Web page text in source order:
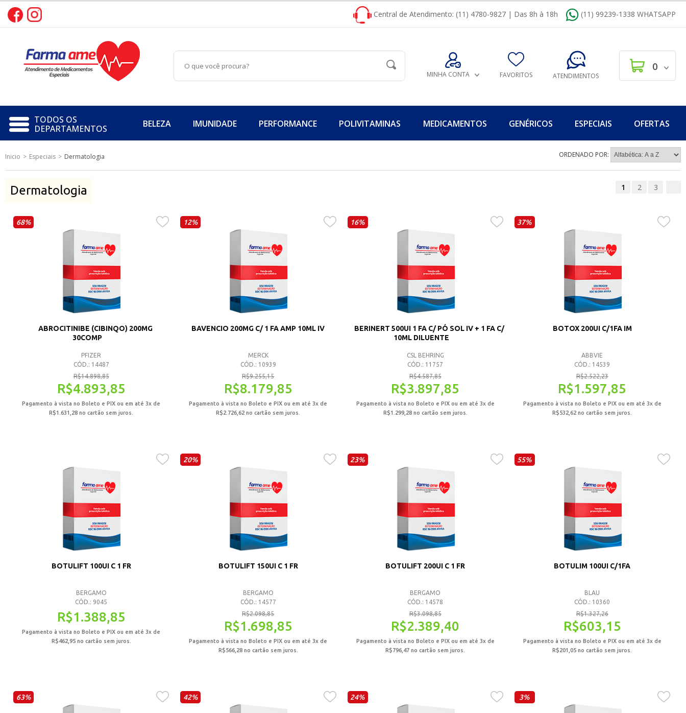
(11) 99239-1338 WHATSAPP
Central de Atendimento: (11) 4780-9827 | Das 8h à 18h
MINHA CONTA FAVORITOS ATENDIMENTOS
0
TODOS OS
DEPARTAMENTOS
BELEZA
POLIVITAMINAS
OFERTAS
BELEZA IMUNIDADE PERFORMANCE POLIVITAMINAS MEDICAMENTOS GENÉRICOS ESPECIAIS OFERTAS
ORDENADO POR:
Inicio Especiais Dermatologia
Dermatologia 1 2 3
68%
ABROCITINIBE (CIBINQO) 200MG
30COMP
PFIZER
CÓD.: 14487
R$14.898,85
R$4.893,85
Pagamento à vista no Boleto e PIX ou em até 3x de
R$1.631,28 no cartão sem juros.
12%
BAVENCIO 200MG C/ 1 FA AMP 10ML IV
MERCK
CÓD.: 10939
R$9.255,15
R$8.179,85
Pagamento à vista no Boleto e PIX ou em até 3x de
R$2.726,62 no cartão sem juros.
16%
BERINERT 500UI 1 FA C/ PÓ SOL IV + 1 FA C/
10ML DILUENTE
CSL BEHRING
CÓD.: 11757
R$4.587,85
R$3.897,85
Pagamento à vista no Boleto e PIX ou em até 3x de
R$1.299,28no cartão sem juros.
37%
BOTOX 200UI C/1FA IM
ABBVIE
CÓD.: 14539
R$2.522,23
R$1.597,85
Pagamento à vista no Boleto e PIX ou em até 3x de
R$532,62 no cartão sem juros.
BOTULIFT 100UI C 1 FR
BERGAMO
CÓD.: 9045
R$1.388,85
Pagamento à vista no Boleto e PIX ou em até 3x de
R$462,95no cartão sem juros.
20%
BOTULIFT 150UI C 1 FR
BERGAMO
CÓD.: 14577
R$2.098,85
R$1.698,85
Pagamento à vista no Boleto e PIX ou em até 3x de
R$566,28no cartão sem juros.
23%
BOTULIFT 200UI C 1 FR
BERGAMO
CÓD.: 14578
R$3.098,85
R$2.389,40
Pagamento à vista no Boleto e PIX ou em até 3x de
R$796,47 no cartão sem juros.
55%
BOTULIM 100UI C/1FA
BLAU
CÓD.: 10360
R$1.327,26
R$603,15
Pagamento à vista no Boleto e PIX ou em até 3x de
R$201,05 no cartão sem juros.
63% 42% 24% 3%